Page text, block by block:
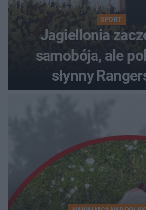
SPORT
Jagiellonia
samobója, ale
słynny